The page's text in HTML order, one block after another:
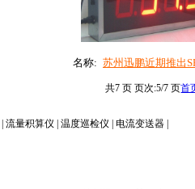
名称: 苏州迅鹏近期推出
共7 页 页次:5/7 页首
流量积算仪 温度巡检仪 电流变送器